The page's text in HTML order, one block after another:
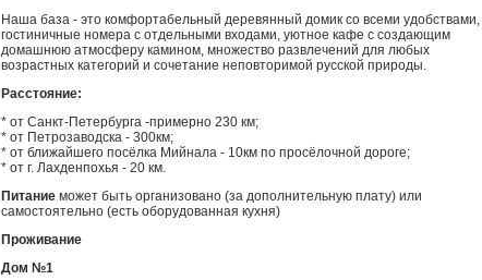
Наша база - это комфортабельный деревянный домик со всеми удобствами,
гостиничные номера с отдельными входами, уютное кафе с создающим
домашнюю атмосферу камином, множество развлечений для любых
возрастных категорий и сочетание неповторимой русской природы.
Расстояние:
* от Санкт-Петербурга -примерно 230 км;
* от Петрозаводска - 300км;
* от ближайшего посёлка Мийнала - 10км по просёлочной дороге;
* от г. Лахденпохья - 20 км.
Питание может быть организовано (за дополнительную плату) или
самостоятельно (есть оборудованная кухня)
Проживание
Дом №1